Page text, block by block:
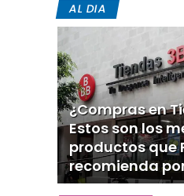
AL DIA
¿Compras en
Estos son los
productos que
recomienda